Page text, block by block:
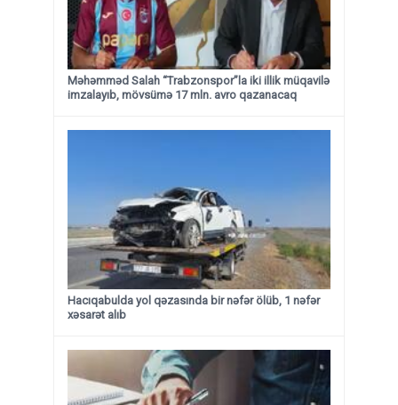
Məhəmməd Salah “Trabzonspor”la iki illik müqavilə
imzalayıb, mövsümə 17 mln. avro qazanacaq
Hacıqabulda yol qəzasında bir nəfər ölüb, 1 nəfər
xəsarət alıb